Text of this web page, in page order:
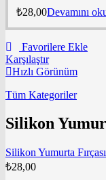
₺28,00Devamını
Favorilere Ekle
Karşılaştır
Hızlı Görünüm
Tüm Kategoriler
Silikon
Silikon Yumurta
₺28,00